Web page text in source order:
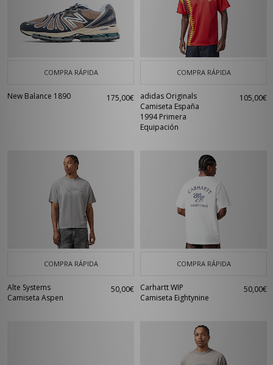
COMPRA RÁPIDA
New Balance 1890 175,00€
COMPRA RÁPIDA
adidas Originals
Camiseta España
1994 Primera
Equipación
105,00€
COMPRA RÁPIDA
Alte Systems
Camiseta Aspen
50,00€
COMPRA RÁPIDA
Carhartt WIP
Camiseta Eightynine
50,00€